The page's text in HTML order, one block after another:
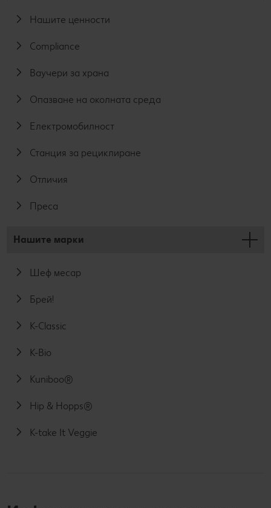
Нашите ценности
Compliance
Ваучери за храна
Опазване на околната среда
Електромобилност
Станция за рециклиране
Отличия
Преса
Нашите марки
Шеф месар
Брей!
K-Classic
K-Bio
Kuniboo®
Hip & Hopps®
K-take It Veggie